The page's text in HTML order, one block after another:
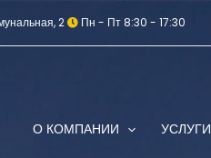
2 Пн - Пт 8:30 - 17:30
О КОМПАНИИ УСЛУГИ